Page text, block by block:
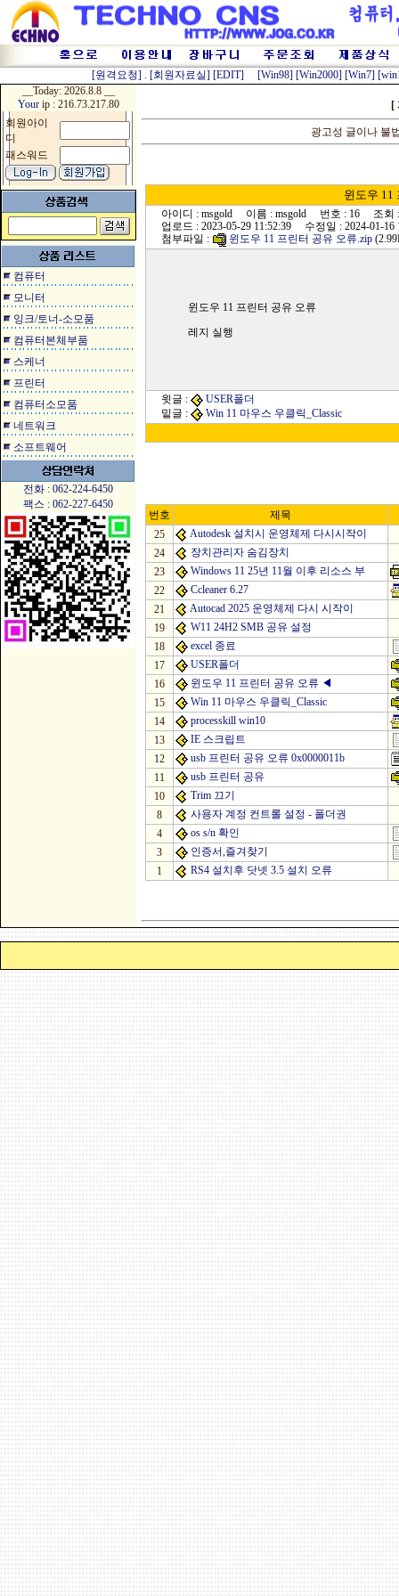
[원격요청] . [회원자료실] [EDIT] [Win98] [Win2000] [Win7]
__Today: 2026.8.8 __
Your ip : 216.73.217.80
회원아이
디
패스워드
컴퓨터
모니터
잉크/토너-소모품
컴퓨터본체부품
스케너
프린터
컴퓨터소모품
네트워크
소프트웨어
전화 : 062-224-6450
팩스 : 062-227-6450
[
광고성 글이나 불
윈도우 11
아이디 : msgold 이름 : msgold 번호 : 16 조회 :
업로드 : 2023-05-29 11:52:39 수정일 : 2024-01-16
첨부파일 :
윈도우 11 프린터 공유 오류.zip
윈도우 11 프린터 공유 오류
레지 실행
윗글 :
USER폴더
밑글 :
Win 11 마우스 우클릭_Classic
번호
제목
25
Autodesk 설치시 운영체제 다시시작이
24
장치관리자 숨김장치
23
Windows 11 25년 11월 이후 리소스 부
22
Ccleaner 6.27
21
Autocad 2025 운영체제 다시 시작이
19
W11 24H2 SMB 공유 설정
18
excel 종료
17
USER폴더
16
윈도우 11 프린터 공유 오류 ◀
15
Win 11 마우스 우클릭_Classic
14
processkill win10
13
IE 스크립트
12
usb 프린터 공유 오류 0x0000011b
11
usb 프린터 공유
10
Trim 끄기
8
사용자 계정 컨트롤 설정 - 폴더권
4
os s/n 확인
3
인증서,즐겨찾기
1
RS4 설치후 닷넷 3.5 설치 오류